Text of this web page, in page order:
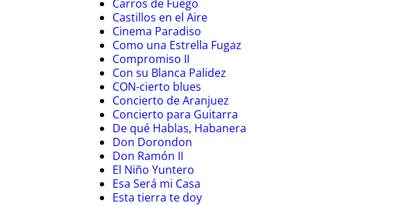
Carros de Fuego
Castillos en el Aire
Cinema Paradiso
Como una Estrella Fugaz
Compromiso II
Con su Blanca Palidez
CON-cierto blues
Concierto de Aranjuez
Concierto para Guitarra
De qué Hablas, Habanera
Don Dorondon
Don Ramón II
El Niño Yuntero
Esa Será mi Casa
Esta tierra te doy